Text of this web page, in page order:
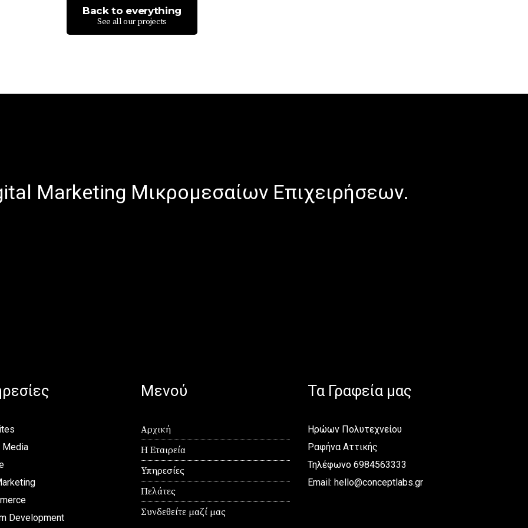
Back to everything
See all our projects
Marketing Μικρομεσαίων Επιχειρήσεων.
Media
Development
Μενού
Αρχική
Η Εταιρεία
Υπηρεσίες
Πελάτες
Συνδεθείτε μαζί μας
Τα Γραφεία μας
Ηρώων Πολυτεχνείου
Ραφήνα Αττικής
Τηλέφωνο 6984563333
Email: hello@conceptlabs.gr